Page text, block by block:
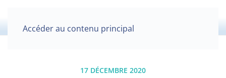
Accéder au contenu principal
17 DÉCEMBRE 2020